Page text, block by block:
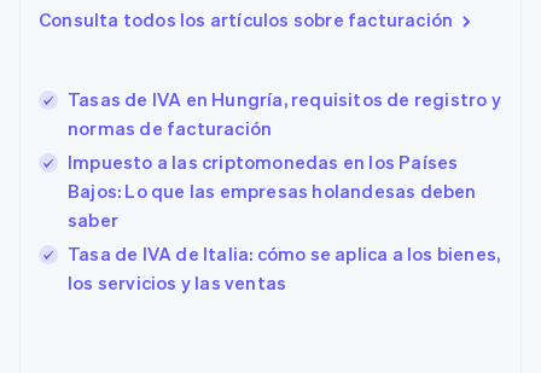
Consulta todos los artículos sobre facturación
Tasas de IVA en Hungría, requisitos de registro y
normas de facturación
Impuesto a las criptomonedas en los Países
Bajos: Lo que las empresas holandesas deben
saber
Tasa de IVA de Italia: cómo se aplica a los bienes,
los servicios y las ventas
Emiratos Árabes Unidos
English
Eslovenia
España
Español English
Estados Unidos
Estonia
English